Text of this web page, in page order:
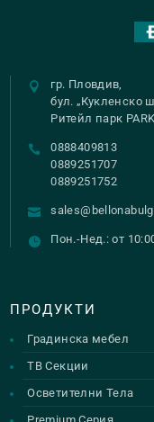
гр. Пловдив,
бул. „Кукленско
Ритейл парк
0888409813
0889251707
0889251752
Пон.-Нед.: от
ПРОДУКТИ
Градинска мебел
ТВ Секции
Осветителни Тела